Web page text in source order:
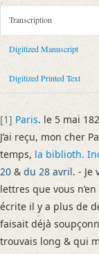
Metadata
Sender: Claude
Recipient:
Place of
Place of
Notations: Da
Printed Text
Bibliography:
Incipit: „[1]
J’ai reçu, mon
Manuscript
Provider:
Transcription
Digitized Manuscript
Digitized Printed Text
[1] Paris. le 5 mai
J’ai reçu, mon cher
temps, la biblioth.
20 & du 28 avril. - Je
lettres que vous
écrite il y a plus de
faisait déjà
trouvais long & qui